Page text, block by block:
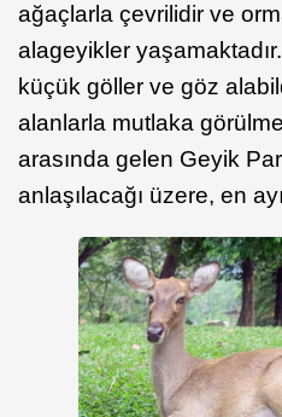
ağaçlarla çevrilidir ve
alageyikler yaşamaktadır.
küçük göller ve göz
alanlarla mutlaka
arasında gelen Geyik
anlaşılacağı üzere, en